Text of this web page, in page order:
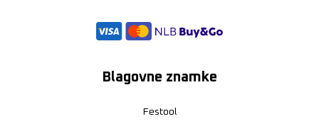
Blagovne znamke
Festool